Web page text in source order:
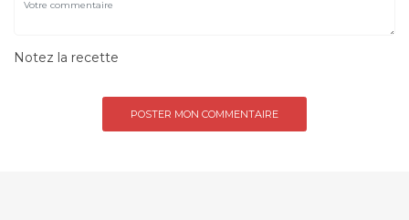
Notez la recette